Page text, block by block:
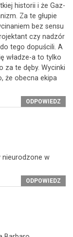
historii i że Gaz-
Za te głupie
bez sensu
czy nadzór
tego dopuścili. A
władze-a to tylko
za te dęby. Wycinki
że obecna ekipa
ODPOWIEDZ
nieurodzone w
ODPOWIEDZ